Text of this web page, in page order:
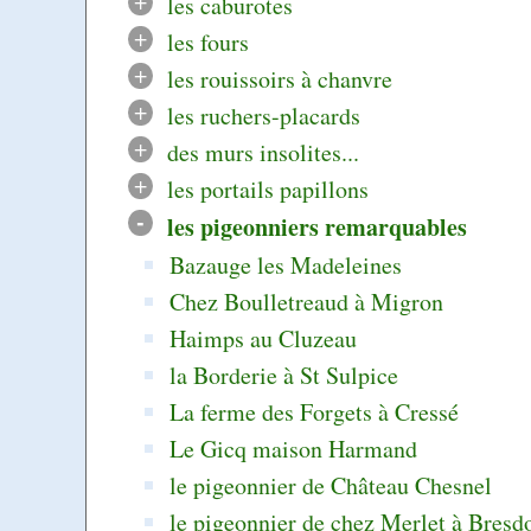
+
les fours
+
les rouissoirs à chanvre
+
les ruchers-placards
+
des murs insolites...
+
les portails papillons
- les pigeonniers remarquables
Bazauge les Madeleines
Chez Boulletreaud à Migron
Haimps au Cluzeau
la Borderie à St Sulpice
La ferme des Forgets à Cressé
Le Gicq maison Harmand
le pigeonnier de Château Chesnel
le pigeonnier de chez Merlet à